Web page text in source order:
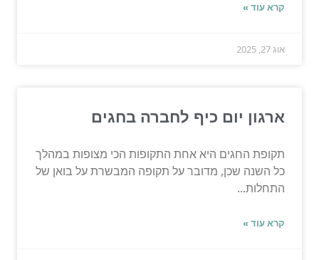
קרא עוד »
אוג 27, 2025
ארגון יום כיף לחברה בחגים
תקופת החגים היא אחת התקופות הכי מצופות במהלך
כל השנה שכן, מדובר על תקופה המבשרת על בואן של
התחלות...
קרא עוד »